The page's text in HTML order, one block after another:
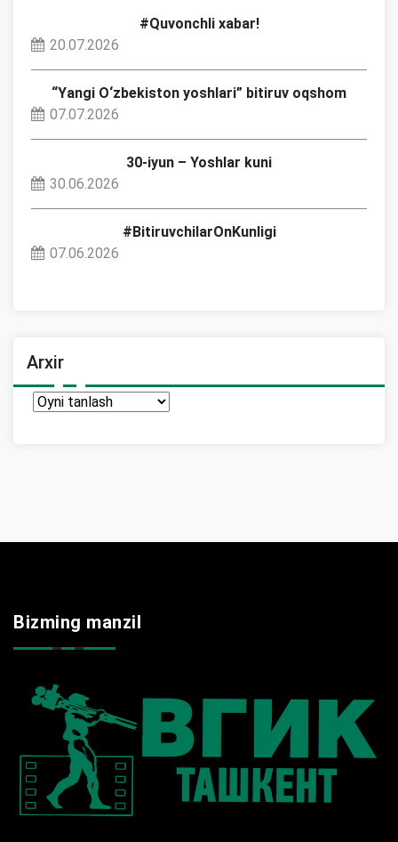
#Quvonchli xabar!
20.07.2026
“Yangi O‘zbekiston yoshlari” bitiruv oqshom
07.07.2026
30-iyun – Yoshlar kuni
30.06.2026
#BitiruvchilarOnKunligi
07.06.2026
Arxir
Arxir
Bizming manzil